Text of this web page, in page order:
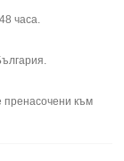
часа.
пренасочени към